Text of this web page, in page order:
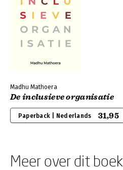
Madhu Mathoera
De inclusieve organisatie
Paperback | Nederlands 31,95
Meer over dit boek